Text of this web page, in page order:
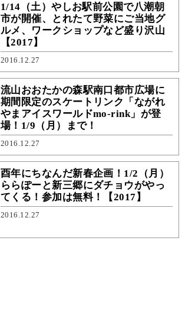
1/14（土）やしお駅前公園で八潮朝
市が開催、とれたて野菜にご当地グ
ルメ、ワークショップなど盛り沢山
【2017】
2016.12.27
流山おおたかの森駅南口都市広場に
期間限定のスケートリンク「ながれ
やまアイスワールドmo-rink」が登
場！1/9（月）まで！
2016.12.27
酉年にちなんだ新春企画！1/2（月）
ららぽーと新三郷にダチョウがやっ
てくる！参加は無料！【2017】
2016.12.27